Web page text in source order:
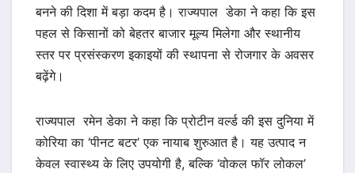
बनने की दिशा में बड़ा कदम है। राज्यपाल डेका ने कहा कि इस
पहल से किसानों को बेहतर बाजार मूल्य मिलेगा और स्थानीय
स्तर पर प्रसंस्करण इकाइयों की स्थापना से रोजगार के अवसर
बढ़ेंगे।
राज्यपाल रमेन डेका ने कहा कि प्रोटीन वर्ल्ड की इस दुनिया में
कोरिया का ‘पीनट बटर’ एक नायाब शुरुआत है। यह उत्पाद न
केवल स्वास्थ्य के लिए उपयोगी है, बल्कि ‘वोकल फॉर लोकल’